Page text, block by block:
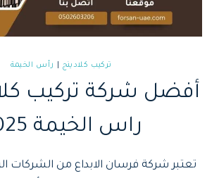
تركيب كلادينج رأس الخيمة
أفضل شركة تركيب
راس الخيمة 2025
تعتبر شركة فرسان الابداع من الشركات